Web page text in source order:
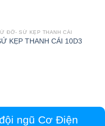
ĐỠ- SỨ KẸP THANH CÁI
KẸP THANH CÁI 10D3
ngũ Cơ Điện